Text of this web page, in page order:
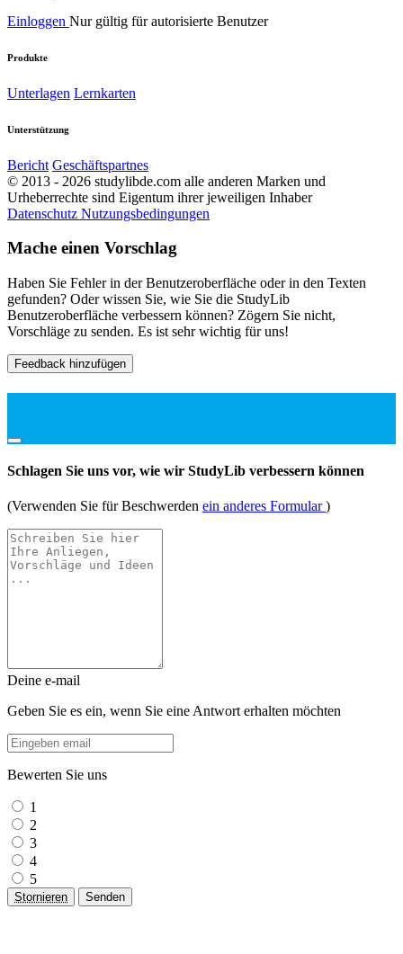
Einloggen Nur gültig für autorisierte Benutzer
Produkte
Unterlagen Lernkarten
Unterstützung
Bericht Geschäftspartnes
© 2013 - 2026 studylibde.com alle anderen Marken und
Urheberrechte sind Eigentum ihrer jeweiligen Inhaber
Datenschutz Nutzungsbedingungen
Mache einen Vorschlag
Haben Sie Fehler in der Benutzeroberfläche oder in den Texten
gefunden? Oder wissen Sie, wie Sie die StudyLib
Benutzeroberfläche verbessern können? Zögern Sie nicht,
Vorschläge zu senden. Es ist sehr wichtig für uns!
Feedback hinzufügen
Schlagen Sie uns vor, wie wir StudyLib verbessern können
(Verwenden Sie für Beschwerden ein anderes Formular)
Deine e-mail
Geben Sie es ein, wenn Sie eine Antwort erhalten möchten
Bewerten Sie uns
1
2
3
4
5
Stornieren Senden